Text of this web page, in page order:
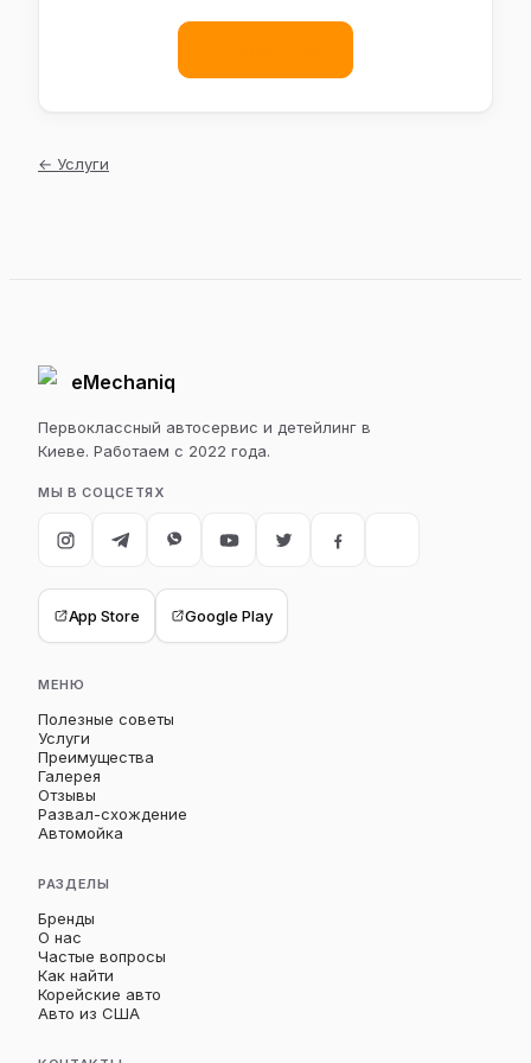
← Услуги
eMechaniq
Первоклассный автосервис и детейлинг в
Киеве. Работаем с 2022 года.
МЫ В СОЦСЕТЯХ
App Store Google Play
МЕНЮ
Полезные советы
Услуги
Преимущества
Галерея
Отзывы
Развал-схождение
Автомойка
РАЗДЕЛЫ
Бренды
О нас
Частые вопросы
Как найти
Корейские авто
Авто из США